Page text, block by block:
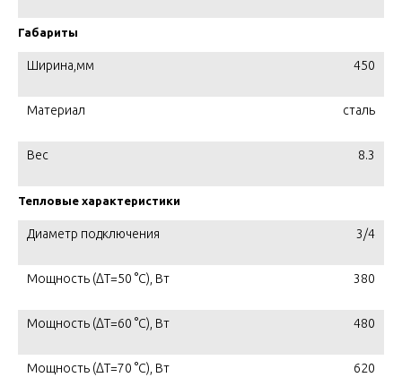
Габариты
Ширина,мм 450
Материал сталь
Вес 8.3
Тепловые характеристики
Диаметр подключения 3/4
Мощность (ΔT=50 °C), Вт 380
Мощность (ΔT=60 °C), Вт 480
Мощность (ΔT=70 °C), Вт 620